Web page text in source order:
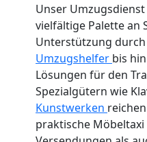
Unser
vielfältige Palette an
Unterstützung
Umzugshelfer bis
Lösungen für den
Spezialgütern wie
Kunstwerken
praktische